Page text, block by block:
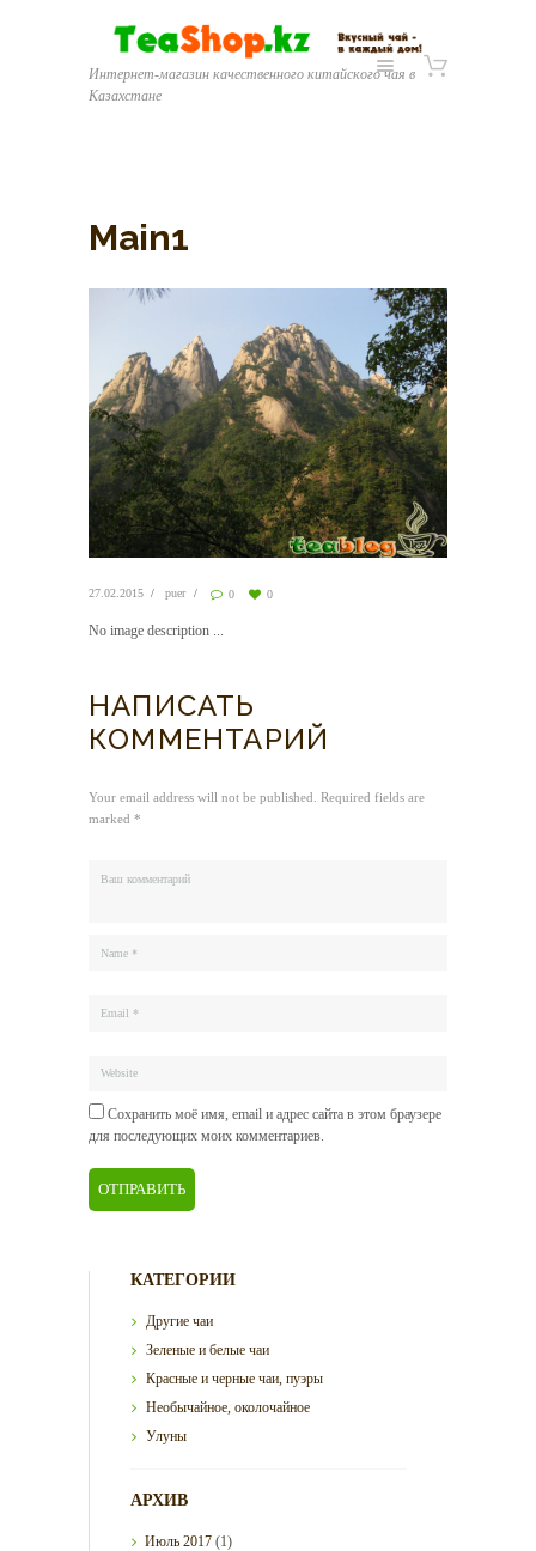
Интернет-магазин качественного китайского чая в
Казахстане
Main1
27.02.2015 puer 0 0
No image description ...
НАПИСАТЬ
КОММЕНТАРИЙ
Your email address will not be published. Required fields are
marked *
Сохранить моё имя, email и адрес сайта в этом браузере
для последующих моих комментариев.
КАТЕГОРИИ
Другие чаи
Зеленые и белые чаи
Красные и черные чаи, пуэры
Необычайное, околочайное
Улуны
АРХИВ
Июль2017 (1)